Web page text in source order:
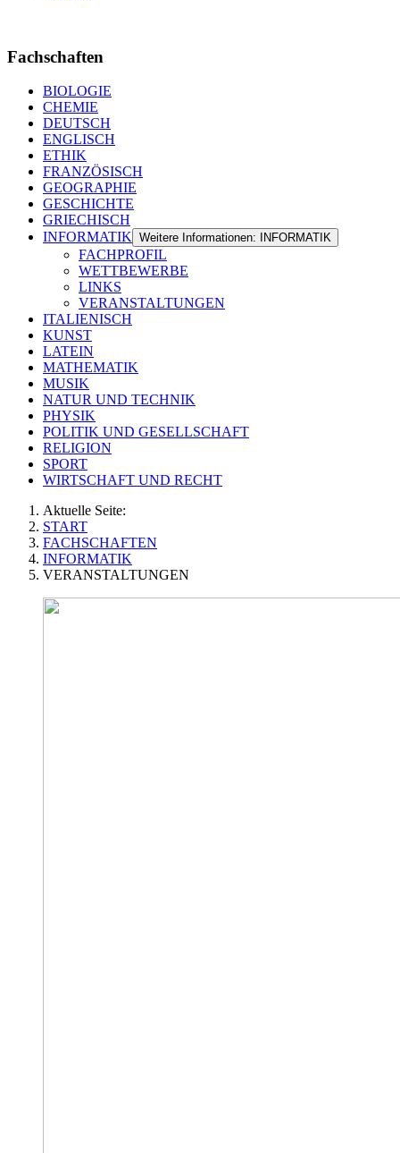
Fachschaften
BIOLOGIE
CHEMIE
DEUTSCH
ENGLISCH
ETHIK
FRANZÖSISCH
GEOGRAPHIE
GESCHICHTE
GRIECHISCH
INFORMATIK Weitere Informationen: INFORMATIK
FACHPROFIL
WETTBEWERBE
LINKS
VERANSTALTUNGEN
ITALIENISCH
KUNST
LATEIN
MATHEMATIK
MUSIK
NATUR UND TECHNIK
PHYSIK
POLITIK UND GESELLSCHAFT
RELIGION
SPORT
WIRTSCHAFT UND RECHT
Aktuelle Seite:
START
FACHSCHAFTEN
INFORMATIK
VERANSTALTUNGEN